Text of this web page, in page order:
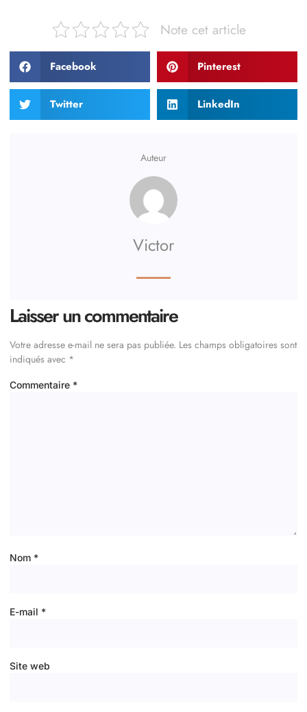
Note cet article
Facebook Pinterest
Twitter LinkedIn
Auteur
Victor
Laisser un commentaire
Votre adresse e-mail ne sera pas publiée. Les champs obligatoires sont
indiqués avec *
Commentaire *
Nom *
E-mail *
Site web